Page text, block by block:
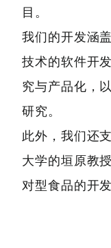
目。
我们的开发涵
技术的软件开
究与产品化，
研究。
此外，我们还
大学的垣原教
对型食品的开发